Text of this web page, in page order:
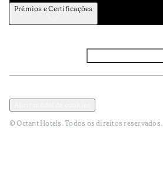
Prémios e Certificações
© Octant Hotels. Todos os direitos reservados.